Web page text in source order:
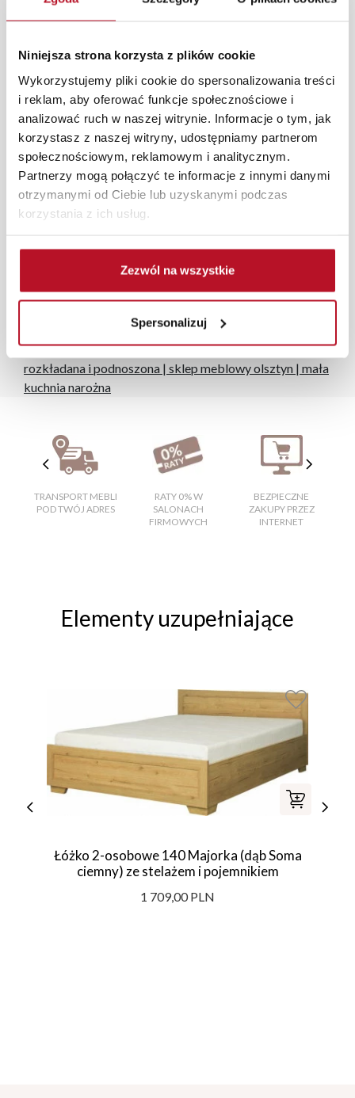
Niniejsza strona korzysta z plików cookie
Wykorzystujemy pliki cookie do spersonalizowania treści
i reklam, aby oferować funkcje społecznościowe i
analizować ruch w naszej witrynie. Informacje o tym, jak
korzystasz z naszej witryny, udostępniamy partnerom
społecznościowym, reklamowym i analitycznym.
Partnerzy mogą połączyć te informacje z innymi danymi
otrzymanymi od Ciebie lub uzyskanymi podczas
korzystania z ich usług.
Zezwól na wszystkie
Spersonalizuj
W każdym z salonów mebli Bodzio oferujemy pomoc w
programu Planer 3D bezpłatnie zaprojektują i
przygotują kompleksową wizualizację Państwa
pomieszczenia wraz z wyceną. Każde zamówienie
złożone w sklepie stacjonarnym dostarczymy do 3 dni
roboczych na terenie całej Polski. W przypadku
zamówień internetowych czas dostawy wynosi do 5 dni
roboczych, również na terenie całego kraju. Wszystkie
zamówienia powyżej 1000 zł dostarczamy gratis
niezależnie od miejsca złożenia zamówienia.
się od widocznych na ekranie, zależnie od ustawień
monitora, rodzaju wyświetlacza i oświetlenia.
Popularne wyszukiwania:
stolik do kuchni|regały kuchenne narożne|ława
rozkładana i podnoszona | sklep meblowy olsztyn | mała
kuchnia narożna
TRANSPORT MEBLI
POD TWÓJ ADRES
RATY 0% W
SALONACH
FIRMOWYCH
BEZPIECZNE
ZAKUPY PRZEZ
INTERNET
Elementy uzupełniające
Łóżko 2-osobowe 140 Majorka (dąb Soma
ciemny) ze stelażem i pojemnikiem
1 709,00 PLN